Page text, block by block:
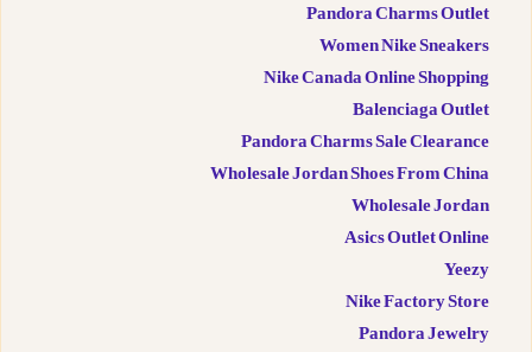
Pandora Charms Outlet
Women Nike Sneakers
Nike Canada Online Shopping
Balenciaga Outlet
Pandora Charms Sale Clearance
Wholesale Jordan Shoes From China
Wholesale Jordan
Asics Outlet Online
Yeezy
Nike Factory Store
Pandora Jewelry